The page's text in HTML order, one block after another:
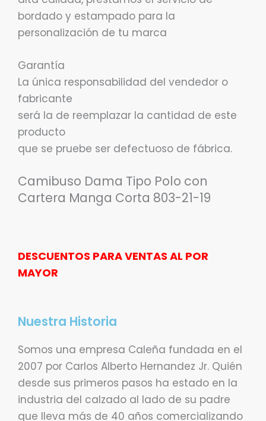
bordado y estampado para la
personalización de tu marca
Garantía
La única responsabilidad del vendedor o
fabricante
será la de reemplazar la cantidad de este
producto
que se pruebe ser defectuoso de fábrica.
Camibuso Dama Tipo Polo con
Cartera Manga Corta 803-21-19
DESCUENTOS PARA VENTAS AL POR
MAYOR
Nuestra Historia
Somos una empresa Caleña fundada en el
2007 por Carlos Alberto Hernandez Jr. Quién
desde sus primeros pasos ha estado en la
industria del calzado al lado de su padre
que lleva más de 40 años comercializando